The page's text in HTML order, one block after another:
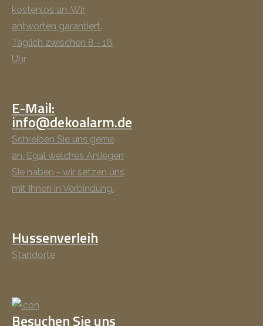
kostenlos an. Wir
antworten garantiert.
Täglich zwischen 8 - 18
Uhr
E-Mail:
info@dekoalarm.de
Schreiben Sie uns gerne
an. Egal welches Anliegen
Sie haben - wir setzen uns
mit Ihnen in Verbindung.
Hussenverleih
Standorte
Besuchen Sie uns